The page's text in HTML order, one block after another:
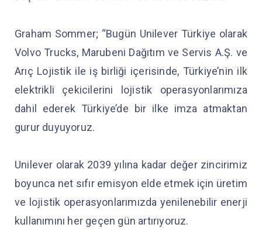
Graham Sommer; “Bugün Unilever Türkiye olarak
Volvo Trucks, Marubeni Dağıtım ve Servis A.Ş. ve
Arıç Lojistik ile iş birliği içerisinde, Türkiye’nin ilk
elektrikli çekicilerini lojistik operasyonlarımıza
dahil ederek Türkiye’de bir ilke imza atmaktan
gurur duyuyoruz.
Unilever olarak 2039 yılına kadar değer zincirimiz
boyunca net sıfır emisyon elde etmek için üretim
ve lojistik operasyonlarımızda yenilenebilir enerji
kullanımını her geçen gün artırıyoruz.